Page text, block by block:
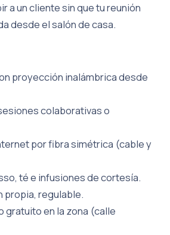
a un cliente sin que tu reunión
desde el salón de casa.
proyección inalámbrica desde
colaborativas o
por fibra simétrica (cable y
té e infusiones de cortesía.
propia, regulable.
gratuito en la zona (calle